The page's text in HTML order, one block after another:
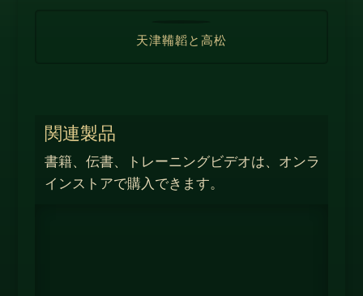
天津鞴韜と高松
関連製品
書籍、伝書、トレーニングビデオは、オンラ
インストアで購入できます。